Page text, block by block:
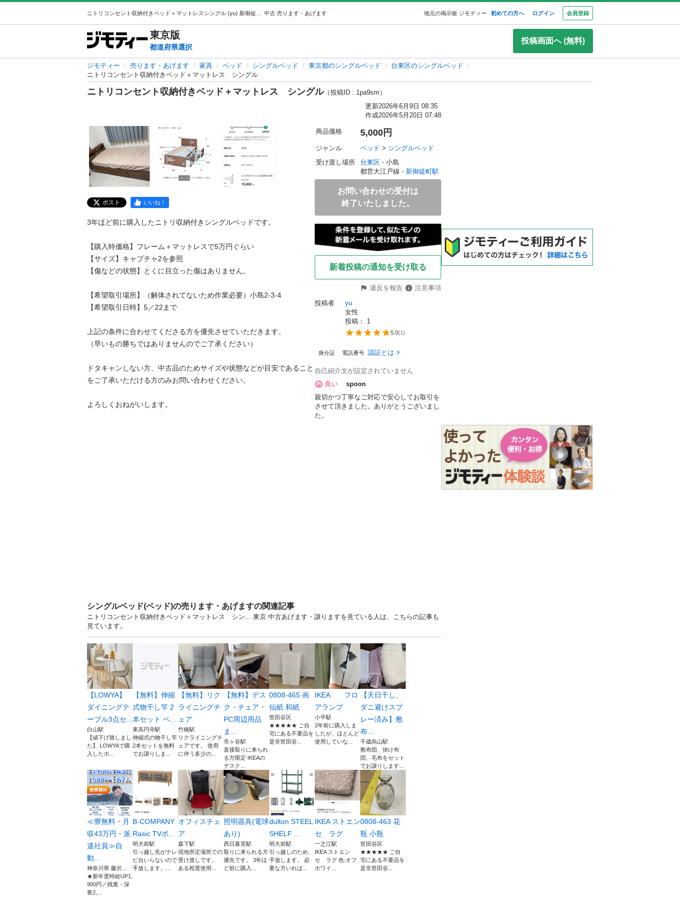
中古 売ります・あげます 地元の掲示板 ジモティー 初めての方へ ログイン 会員登録
東京版
都道府県選択
投稿画面へ (無料)
ジモティー 売ります・あげます 家具 ベッド シングルベッド 東京都のシングルベッド
台東区のシングルベッド
ニトリコンセント収納付きベッド＋マットレス シングル
ニトリコンセント収納付きベッド＋マットレス シングル（投稿ID : 1pa9sm）
更新2026年6月9日 08:35
作成2026年5月20日 07:48
ポスト いいね！
3年ほど前に購入したニトリ収納付きシングルベッドです。
【購入時価格】フレーム＋マットレスで5万円ぐらい
【サイズ】キャプチャ2を参照
【傷などの状態】とくに目立った傷はありません。
【希望取引場所】（解体されてないため作業必要）小島2-3-4
【希望取引日時】5／22まで
上記の条件に合わせてくださる方を優先させていただきます。
（早いもの勝ちではありませんのでご了承ください）
ドタキャンしない方、中古品のためサイズや状態などが目安であること
をご了承いただける方のみお問い合わせください。
よろしくおねがいします。
商品価格 5,000円
ジャンル ベッド > シングルベッド
受け渡し場所
台東区 - 小島
都営大江戸線 - 新御徒町駅
お問い合わせの受付は
終了いたしました。
新着投稿の通知を受け取る
違反を報告
注意事項
投稿者
yu
女性
投稿： 1
5.0(1 )
身分証 電話番号 認証とは
自己紹介文が設定されていません
良い
spoon
親切かつ丁寧なご対応で安心してお取引を
させて頂きました。ありがとうございまし
た。
シングルベッド(ベッド)の売ります・あげますの関連記事
ニトリコンセント収納付きベッド＋マットレス シン... 東京 中古あげます・譲りますを見ている人は、こちらの記事も
見ています。
【LOWYA】
ダイニングテ
ーブル3点セ...
白山駅
【値下げ致しまし
た】 LOWYAで購
入したホ...
【無料】伸縮
式物干し竿 2
本セット ベ...
東高円寺駅
伸縮式の物干し竿
2本セットを無料
でお譲りしま...
【無料】リク
ライニングチ
ェア
竹橋駅
リクライニングチ
ェアです。 使用
に伴う多少の...
【無料】デス
ク・チェア・
PC周辺用品
ま...
市ヶ谷駅
直接取りに来られ
る方限定 IKEAの
デスク...
0808-465 画
仙紙 和紙
世田谷区
★★★★★ ご自
宅にある不要品を
是非世田谷...
IKEA フロ
アランプ
小平駅
2年前に購入しま
したが、ほとんど
使用していな...
【天日干し、
ダニ避けスプ
レー済み】敷
布...
千歳烏山駅
敷布団、掛け布
団、毛布をセット
でお譲りします...
≪寮無料・月
収43万円・派
遣社員≫自
動...
神奈川県 藤沢...
★新年度時給UP1,
900円／残業・深
夜2,...
B-COMPANY
Rasic TVボ...
明大前駅
引っ越し先がテレ
ビ台いらないので
手放します。...
オフィスチェ
ア
森下駅
現地所定場所での
受け渡しです。
ある程度使用...
照明器具(電球
あり)
西日暮里駅
取りに来られる方
優先です。 3年ほ
ど前に購入...
dulton STEEL
SHELF ...
明大前駅
引っ越しのため、
手放します。 必
要な方いれば...
IKEA ストエン
セ ラグ
一之江駅
IKEA ストエン
セ ラグ 色:オフ
ホワイ...
0808-463 花
瓶 小瓶
世田谷区
★★★★★ ご自
宅にある不要品を
是非世田谷...